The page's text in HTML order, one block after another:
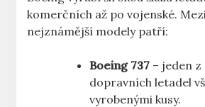
komerčních až po vojenské.
nejznámější modely ​patří:
Boeing⁤ 737 – ‌jeden⁣
dopravních letadel
vyrobenými kusy.